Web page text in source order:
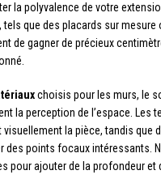
la polyvalence de votre
que des placards sur mesure
de gagner de précieux
choisis pour les murs, le
la perception de l’espace. Les
la pièce, tandis que
des points focaux intéressants.
pour ajouter de la profondeur et